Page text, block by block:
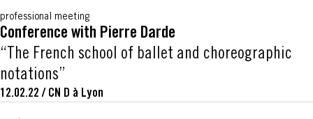
professional meeting
Conference with Pierre Darde
“The French school of ballet and choreographic
notations”
12.02.22 / CN D à Lyon